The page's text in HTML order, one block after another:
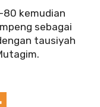
80 kemudian
sebagai
tausiyah